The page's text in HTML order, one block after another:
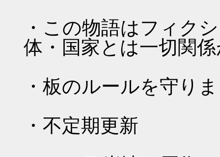
・この物語はフィク
体・国家とは一切関
・板のルールを守り
・不定期更新